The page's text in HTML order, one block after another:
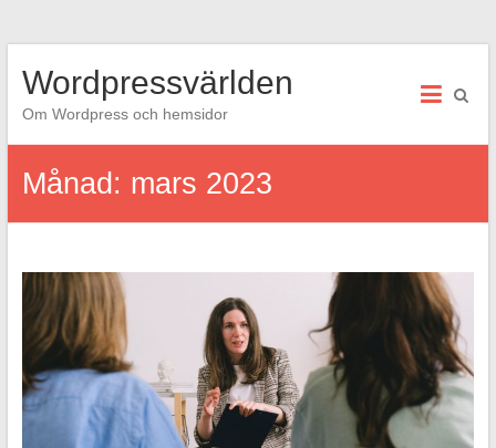
Wordpressvärlden
Om Wordpress och hemsidor
Månad: mars 2023